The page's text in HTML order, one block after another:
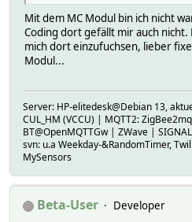
Mit dem MC Modul bin ich nicht
Coding dort gefällt mir auch
mich dort einzufuchsen, lieber
Modul...
Server: HP-elitedesk@Debian 13,
CUL_HM (VCCU) | MQTT2:
BT@OpenMQTTGw | ZWave |
svn: u.a Weekday-&RandomTimer,
MySensors
Beta-User
Developer